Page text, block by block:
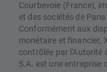
Courbevoie (France),
et des sociétés de
Conformément aux
monétaire et financier,
contrôlée par l'Autorité
S.A. est une entreprise